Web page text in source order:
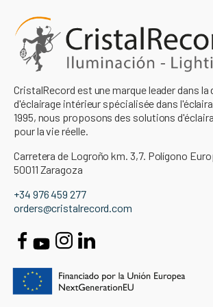
CristalRecord est une marque leader dans
d'éclairage intérieur spécialisée dans
1995, nous proposons des solutions
pour la vie réelle.
Carretera de Logroño km. 3,7. Polígono
50011 Zaragoza
+34 976 459 277
orders@cristalrecord.com